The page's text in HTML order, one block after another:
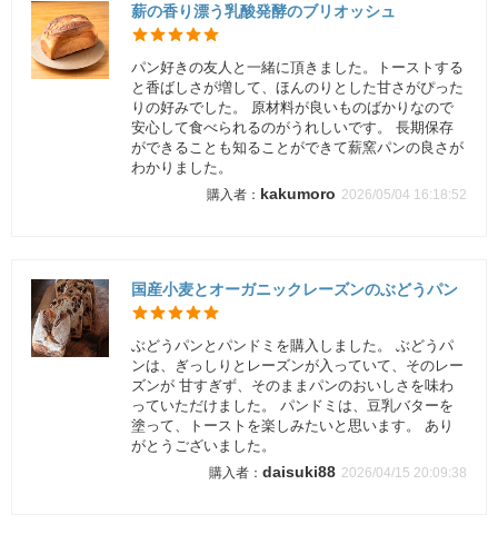
薪の香り漂う乳酸発酵のブリオッシュ
パン好きの友人と一緒に頂きました。トーストする
と香ばしさが増して、ほんのりとした甘さがぴった
りの好みでした。 原材料が良いものばかりなので
安心して食べられるのがうれしいです。 長期保存
ができることも知ることができて薪窯パンの良さが
わかりました。
kakumoro 2026/05/04 16:18:52
国産小麦とオーガニックレーズンのぶどうパン
ぶどうパンとパンドミを購入しました。 ぶどうパ
ンは、ぎっしりとレーズンが入っていて、そのレー
ズンが 甘すぎず、そのままパンのおいしさを味わ
っていただけました。 パンドミは、豆乳バターを
塗って、トーストを楽しみたいと思います。 あり
がとうございました。
daisuki88 2026/04/15 20:09:38